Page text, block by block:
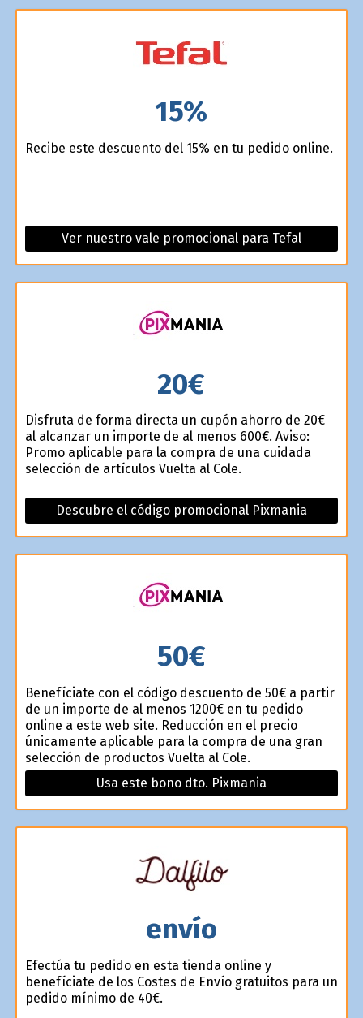
15%
Recibe este descuento del 15% en tu pedido online.
Ver nuestro vale promocional para Tefal
20€
Disfruta de forma directa un cupón ahorro de 20€
al alcanzar un importe de al menos 600€. Aviso:
Promo aplicable para la compra de una cuidada
selección de artículos Vuelta al Cole.
Descubre el código promocional Pixmania
50€
Benefíciate con el código descuento de 50€ a partir
de un importe de al menos 1200€ en tu pedido
online a este web site. Reducción en el precio
únicamente aplicable para la compra de una gran
selección de productos Vuelta al Cole.
Usa este bono dto. Pixmania
envío
Efectúa tu pedido en esta tienda online y
benefíciate de los Costes de Envío gratuitos para un
pedido mínimo de 40€.